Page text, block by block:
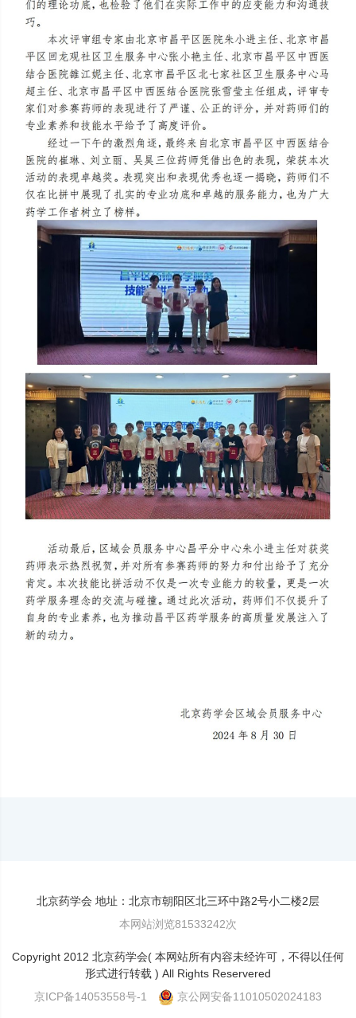
北京药学会 地址：北京市朝阳区北三环中路2号小二楼2层
本网站浏览81533242次
Copyright 2012 北京药学会( 本网站所有内容未经许可，不得以任何
形式进行转载 ) All Rights Reservered
京ICP备14053558号-1
京公网安备11010502024183